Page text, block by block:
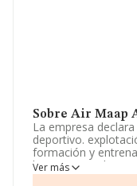
Sobre Air Maap
La empresa
deportivo.
formación y
lanzamiento de
mantenimiento y
Ver más